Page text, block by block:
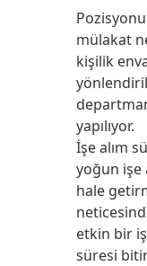
mülakat
kişilik
yapılıyor.
İşe alım
yoğun işe
hale
etkin bir
süresi